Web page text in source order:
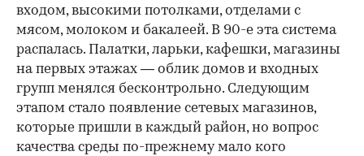
входом, высокими потолками, отделами с
мясом, молоком и бакалеей. В 90-е эта система
распалась. Палатки, ларьки, кафешки, магазины
на первых этажах — облик домов и входных
групп менялся бесконтрольно. Следующим
этапом стало появление сетевых магазинов,
которые пришли в каждый район, но вопрос
качества среды по-прежнему мало кого